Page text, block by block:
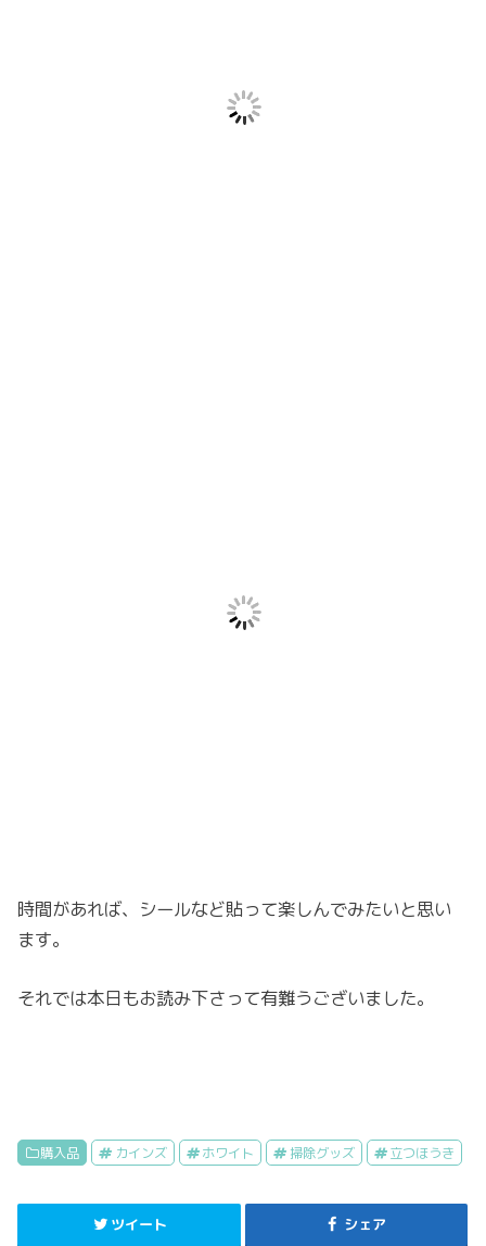
時間があれば、シールなど貼って楽しんでみたいと思い
ます。
それでは本日もお読み下さって有難うございました。
購入品 カインズ ホワイト 掃除グッズ 立つほうき
ツイート シェア